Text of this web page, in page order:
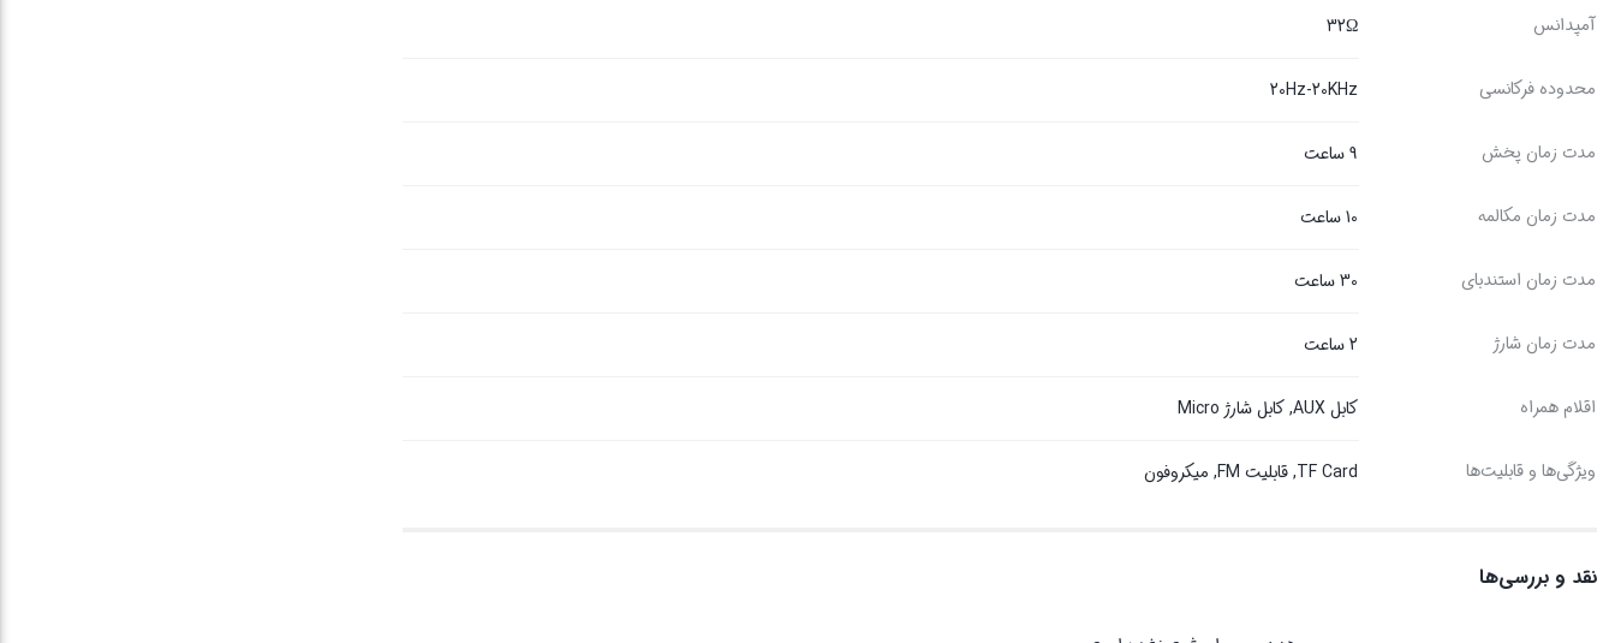
آمپدانس 32Ω
محدوده فرکانسی 20Hz-20KHz
مدت زمان پخش 9 ساعت
مدت زمان مکالمه 10 ساعت
مدت زمان استندبای 30 ساعت
مدت زمان شارژ 2 ساعت
اقلام همراه کابل AUX, کابل شارژ Micro
ویژگی‌ها و قابلیت‌ها TF Card, قابلیت FM, میکروفون
نقد و بررسی‌ها